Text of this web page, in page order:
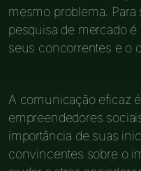
mesmo problema. Para
pesquisa de mercado
seus concorrentes e o
A comunicação eficaz
empreendedores
importância de suas
convincentes sobre o